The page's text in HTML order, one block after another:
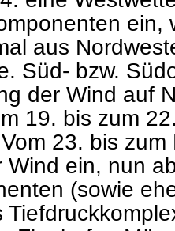
ein,
aus
Süd- bzw.
der Wind auf
19. bis zum
23. bis
Wind ein, nun
(sowie